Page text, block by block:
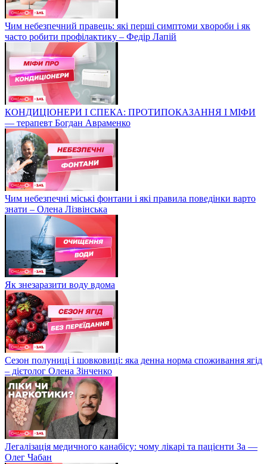
Чим небезпечний правець: які перші симптоми хвороби і як
часто робити профілактику – Федір Лапій
КОНДИЦІОНЕРИ І СПЕКА: ПРОТИПОКАЗАННЯ І МІФИ
— терапевт Богдан Авраменко
Чим небезпечні міські фонтани і які правила поведінки варто
знати – Олена Лізвінська
Як знезаразити воду вдома
Сезон полуниці і шовковиці: яка денна норма споживання ягід
– дієтолог Олена Зінченко
Легалізація медичного канабісу: чому лікарі та пацієнти За —
Олег Чабан